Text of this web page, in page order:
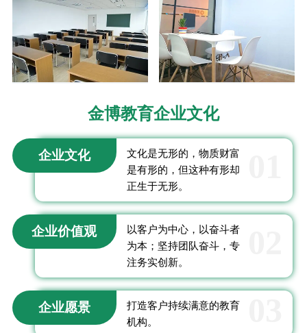
金博教育企业文化
企业文化
文化是无形的，物质财富
是有形的，但这种有形却
正生于无形。
企业价值观
以客户为中心，以奋斗者
为本；坚持团队奋斗，专
注务实创新。
企业愿景
打造客户持续满意的教育
机构。